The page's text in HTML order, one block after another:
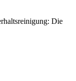
Die